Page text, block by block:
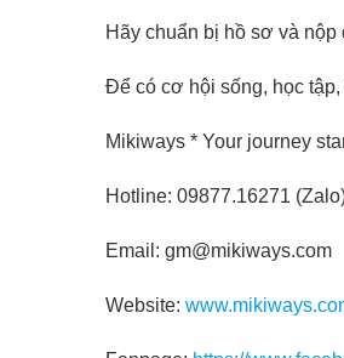
Hãy chuẩn bị hồ sơ và
Để có cơ hội sống, học
Mikiways * Your journey
Hotline: 09877.16271
Email: gm@mikiways.com
Website: